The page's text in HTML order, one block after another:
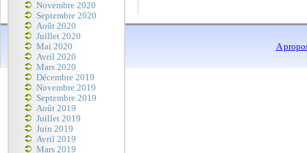
Novembre 2020
Septembre 2020
Août 2020
Juillet 2020
Mai 2020
Avril 2020
Mars 2020
Décembre 2019
Novembre 2019
Septembre 2019
Août 2019
Juillet 2019
Juin 2019
Avril 2019
Mars 2019
A